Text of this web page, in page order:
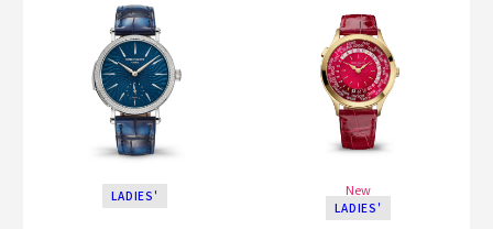
LADIES' New
LADIES'